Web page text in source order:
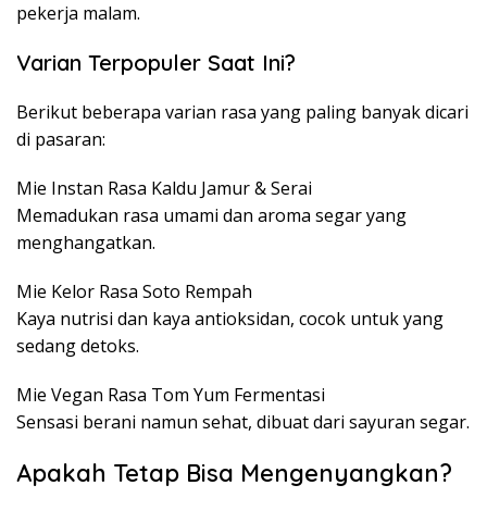
pekerja malam.
Varian Terpopuler Saat Ini?
Berikut beberapa varian rasa yang paling banyak dicari
di pasaran:
Mie Instan Rasa Kaldu Jamur & Serai
Memadukan rasa umami dan aroma segar yang
menghangatkan.
Mie Kelor Rasa Soto Rempah
Kaya nutrisi dan kaya antioksidan, cocok untuk yang
sedang detoks.
Mie Vegan Rasa Tom Yum Fermentasi
Sensasi berani namun sehat, dibuat dari sayuran segar.
Apakah Tetap Bisa Mengenyangkan?